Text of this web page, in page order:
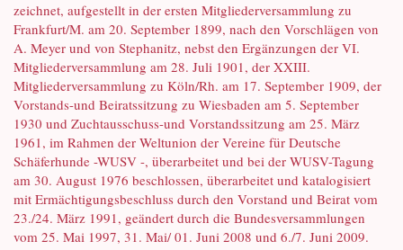
zeichnet, aufgestellt in der ersten Mitgliederversammlung zu
Frankfurt/M. am 20. September 1899, nach den Vorschlägen von
A. Meyer und von Stephanitz, nebst den Ergänzungen der VI.
Mitgliederversammlung am 28. Juli 1901, der XXIII.
Mitgliederversammlung zu Köln/Rh. am 17. September 1909, der
Vorstands-und Beiratssitzung zu Wiesbaden am 5. September
1930 und Zuchtausschuss-und Vorstandssitzung am 25. März
1961, im Rahmen der Weltunion der Vereine für Deutsche
Schäferhunde -WUSV -, überarbeitet und bei der WUSV-Tagung
am 30. August 1976 beschlossen, überarbeitet und katalogisiert
mit Ermächtigungsbeschluss durch den Vorstand und Beirat vom
23./24. März 1991, geändert durch die Bundesversammlungen
vom 25. Mai 1997, 31. Mai/ 01. Juni 2008 und 6./7. Juni 2009.